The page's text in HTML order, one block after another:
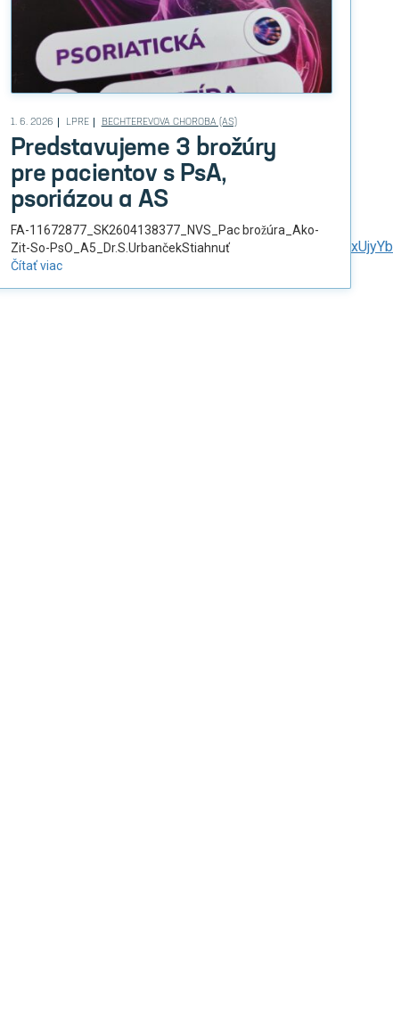
1. 6. 2026 LPRE BECHTEREVOVA CHOROBA (AS)
Predstavujeme 3 brožúry
pre pacientov s PsA,
psoriázou a AS
FA-11672877_SK2604138377_NVS_Pac brožúra_Ako-
Zit-So-PsO_A5_Dr.S.UrbančekStiahnuť
Čítať viac